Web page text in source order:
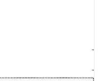
-
-